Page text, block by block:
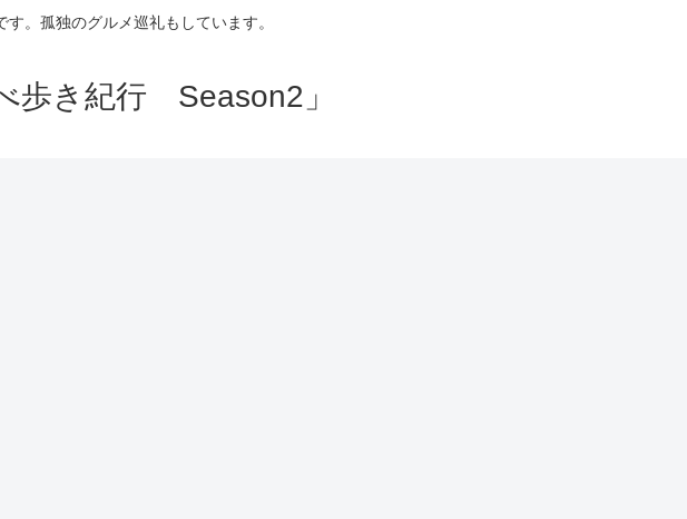
。孤独のグルメ巡礼もしています。
歩き紀行 Season2」